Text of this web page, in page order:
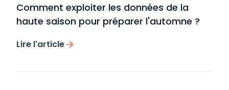
Comment exploiter les données de la
haute saison pour préparer l'automne ?
Lire l'article